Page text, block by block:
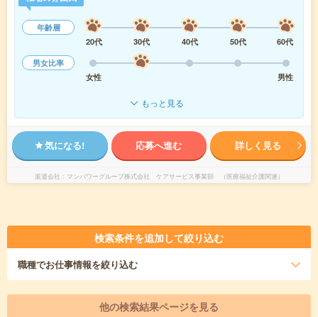
年齢層
20代
30代 40代 50代
60代
男女比率
女性
男性
もっと見る
気になる! 応募へ進む 詳しく見る
派遣会社 マンパワーグループ株式会社 ケアサービス事業部 （医療福祉介護関連）
検索条件を追加して絞り込む
職種でお仕事情報を絞り込む
他の検索結果ページを見る